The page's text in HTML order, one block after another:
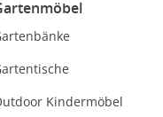
Kindermöbel